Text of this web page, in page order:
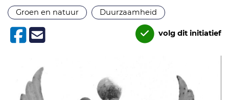
Groen en natuur
Duurzaamheid
volg dit initiatief